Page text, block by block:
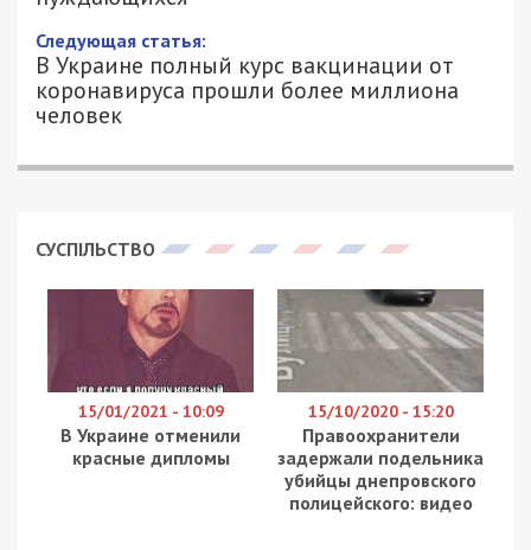
8/07/2021 - 15:05
ЕКАТЕРИНА ШВЕЦ - СПЕЦИАЛЬНО
ДЛЯ 49000.COM.UA
2302
размер социальной помощи. Об этомсообщилив
2022 года повысить размер пособия на детей с
тяжелыми болезнями, которым не установили
инвалидность, малообеспеченным семьям,
лицам, которые достигли пенсионного возраста.
Также стипендию могут начать назначать
участникам боевых действий или украинцам,
которые получили инвалидность вследствие
военных действий.
С 1 января 2022 года изменится: